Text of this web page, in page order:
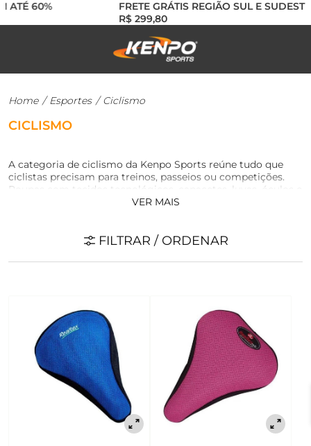
60%
FRETE GRÁTIS REGIÃO SUL E SUDESTE
R$ 299,80
Home / Esportes / Ciclismo
CICLISMO
A categoria de ciclismo da Kenpo Sports reúne tudo que
ciclistas precisam para treinos, passeios ou competições.
Roupas com tecidos tecnológicos, capacetes, luvas, óculos e
acessórios que garantem segurança, conforto térmico e
performance, proteção e resistência em qualquer desafio
VER MAIS
FILTRAR / ORDENAR